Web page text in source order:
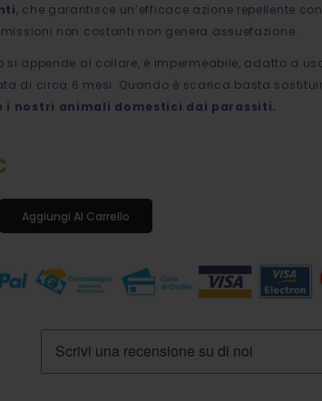
, che garantisce un’efficace azione repellente
non costanti non genera assuefazione.
si appende al collare, è impermeabile, adatto a
di circa 6 mesi. Quando è scarica basta
i nostri animali domestici dai parassiti.
Aggiungi Al Carrello